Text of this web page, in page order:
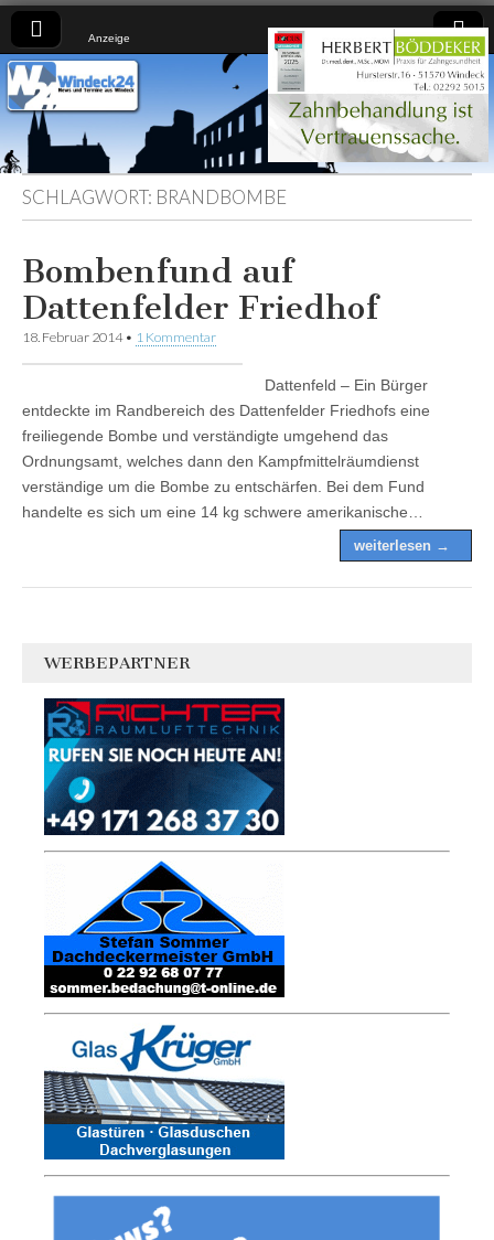
Anzeige
Windeck24
Nachrichten
aus dem
Ländchen
für das
Ländchen
SCHLAGWORT: BRANDBOMBE
Bombenfund auf
Dattenfelder Friedhof
18. Februar 2014• 1 Kommentar
Dattenfeld – Ein Bürger
entdeckte im Randbereich des Dattenfelder Friedhofs eine
freiliegende Bombe und verständigte umgehend das
Ordnungsamt, welches dann den Kampfmittelräumdienst
verständige um die Bombe zu entschärfen. Bei dem Fund
handelte es sich um eine 14 kg schwere amerikanische…
weiterlesen →
WERBEPARTNER